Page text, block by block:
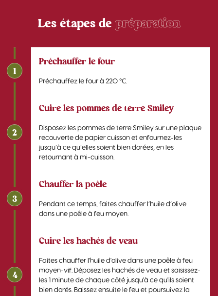
Les étapes de préparation
Préchauffer le four
Préchauffez le four à 220 °C.
1
Cuire les pommes de terre Smiley
Disposez les pommes de terre Smiley sur une plaque
recouverte de papier cuisson et enfournez-les
jusqu’à ce qu’elles soient bien dorées, en les
retournant à mi-cuisson.
2
Chauffer la poêle
Pendant ce temps, faites chauffer l’huile d’olive
dans une poêle à feu moyen.
3
Cuire les hachés de veau
Faites chauffer l'huile d'olive dans une poêle à feu
moyen-vif. Déposez les hachés de veau et saisissez-
les 1 minute de chaque côté jusqu'à ce qu'ils soient
bien dorés. Baissez ensuite le feu et poursuivez la
4